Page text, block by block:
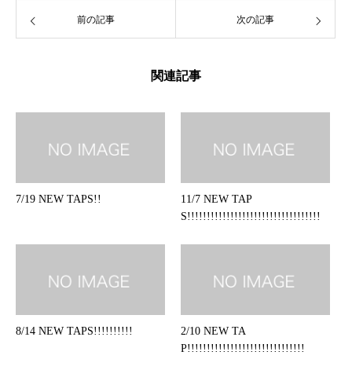
前の記事 次の記事
関連記事
7/19 NEW TAPS!!
11/7 NEW TAP
S!!!!!!!!!!!!!!!!!!!!!!!!!!!!!!!!!!
8/14 NEW TAPS!!!!!!!!!!
2/10 NEW TA
P!!!!!!!!!!!!!!!!!!!!!!!!!!!!!!